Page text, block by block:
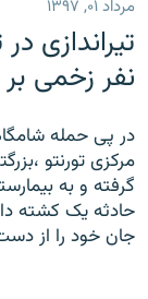
مرداد ۰۱, ۱۳۹۷
نفر زخمی
در پی حمله
گرفته و به
حادثه یک کشته
جان خود را از